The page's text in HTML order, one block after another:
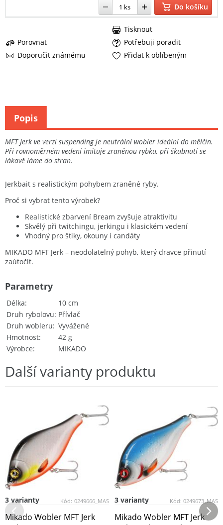
Do košíku
Porovnat
Potřebuji poradit
Doporučit známému
Tisknout
Přidat k oblíbeným
MFT Jerk ve verzi suspending je neutrální wobler ideální do mělčin.
Při rovnoměrném vedení imituje zraněnou rybku, při škubnutí se
lákavě láme do stran.
Jerkbait s realistickým pohybem zraněné ryby.
Proč si vybrat tento výrobek?
Realistické zbarvení Bream zvyšuje atraktivitu
Skvělý při twitchingu, jerkingu i klasickém vedení
Vhodný pro štiky, okouny i candáty
MIKADO MFT Jerk – neodolatelný pohyb, který dravce přinutí
zaútočit.
Délka
10 cm
Druh rybolovu Přívlač
Druh wobleru
Vyvážené
Hmotnost
42 g
Výrobce
MIKADO
Parametry
Popis
Další varianty produktu
Kód: 0249666_MAS
3 varianty
Mikado Wobler MFT Jerk
Kód: 0249673_MAS
3 varianty
Mikado Wobler MFT Jerk